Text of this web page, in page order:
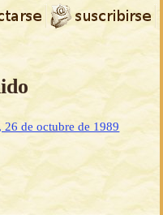
de octubre de 1989